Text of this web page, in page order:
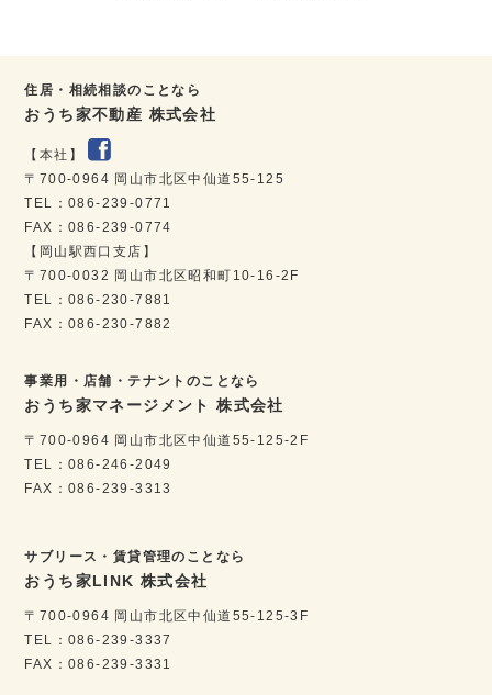
住居・相続相談のことなら
おうち家不動産 株式会社
【本社】
〒700-0964 岡山市北区中仙道55-125
TEL：086-239-0771
FAX：086-239-0774
【岡山駅西口支店】
〒700-0032 岡山市北区昭和町10-16-2F
TEL：086-230-7881
FAX：086-230-7882
事業用・店舗・テナントのことなら
おうち家マネージメント 株式会社
〒700-0964 岡山市北区中仙道55-125-2F
TEL：086-246-2049
FAX：086-239-3313
サブリース・賃貸管理のことなら
おうち家LINK 株式会社
〒700-0964 岡山市北区中仙道55-125-3F
TEL：086-239-3337
FAX：086-239-3331